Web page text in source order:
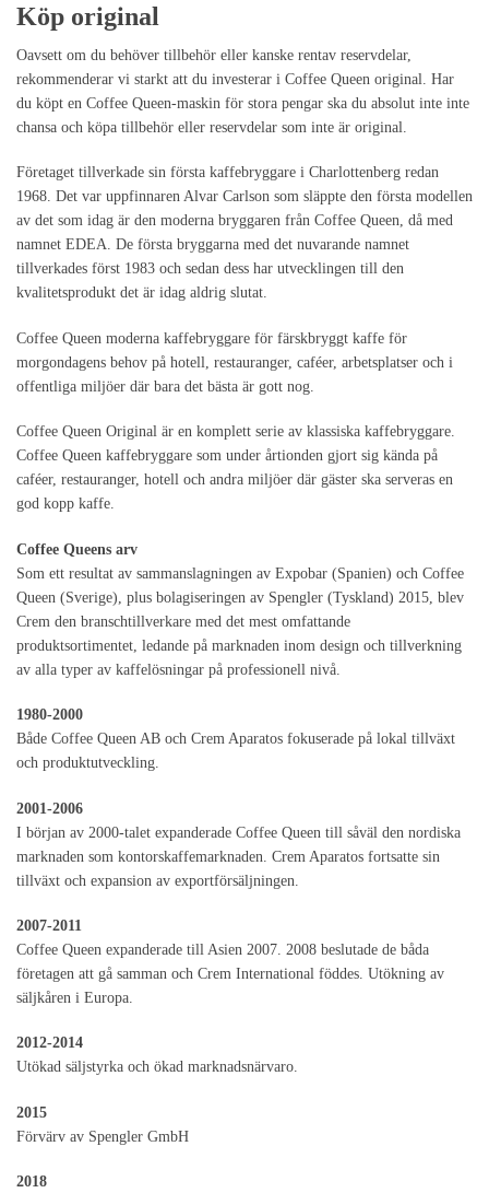
Köp original
Oavsett om du behöver tillbehör eller kanske rentav reservdelar,
rekommenderar vi starkt att du investerar i Coffee Queen original. Har
du köpt en Coffee Queen-maskin för stora pengar ska du absolut inte inte
chansa och köpa tillbehör eller reservdelar som inte är original.
Företaget tillverkade sin första kaffebryggare i Charlottenberg redan
1968. Det var uppfinnaren Alvar Carlson som släppte den första modellen
av det som idag är den moderna bryggaren från Coffee Queen, då med
namnet EDEA. De första bryggarna med det nuvarande namnet
tillverkades först 1983 och sedan dess har utvecklingen till den
kvalitetsprodukt det är idag aldrig slutat.
Coffee Queen moderna kaffebryggare för färskbryggt kaffe för
morgondagens behov på hotell, restauranger, caféer, arbetsplatser och i
offentliga miljöer där bara det bästa är gott nog.
Coffee Queen Original är en komplett serie av klassiska kaffebryggare.
Coffee Queen kaffebryggare som under årtionden gjort sig kända på
caféer, restauranger, hotell och andra miljöer där gäster ska serveras en
god kopp kaffe.
Coffee Queens arv
Som ett resultat av sammanslagningen av Expobar (Spanien) och Coffee
Queen (Sverige), plus bolagiseringen av Spengler (Tyskland) 2015, blev
Crem den branschtillverkare med det mest omfattande
produktsortimentet, ledande på marknaden inom design och tillverkning
av alla typer av kaffelösningar på professionell nivå.
1980-2000
Både Coffee Queen AB och Crem Aparatos fokuserade på lokal tillväxt
och produktutveckling.
2001-2006
I början av 2000-talet expanderade Coffee Queen till såväl den nordiska
marknaden som kontorskaffemarknaden. Crem Aparatos fortsatte sin
tillväxt och expansion av exportförsäljningen.
2007-2011
Coffee Queen expanderade till Asien 2007. 2008 beslutade de båda
företagen att gå samman och Crem International föddes. Utökning av
säljkåren i Europa.
2012-2014
Utökad säljstyrka och ökad marknadsnärvaro.
2015
Förvärv av Spengler GmbH
2018